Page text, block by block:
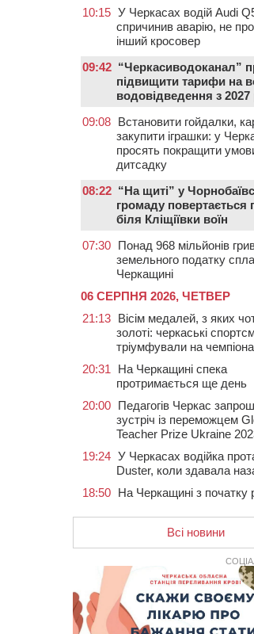
10:15 У Черкасах водій Audi
спричинив аварію, не
інший кросовер
09:42 “Черкасиводоканал”
підвищити тарифи на
водовідведення з 2027
09:08 Встановити гойдалки,
закупити іграшки: у
просять покращити
дитсадку
08:22 “На щиті” у
громаду повертається
біля Кліщіївки воїн
07:30 Понад 968 мільйонів
земельного податку
Черкащині
06 СЕРПНЯ 2026, ЧЕТВЕР
21:13 Вісім медалей, з яких
золоті: черкаські
тріумфували на
20:31
На Черкащині спека
протримається ще день
20:00 Педагогів Черкас
зустріч із переможцем
Teacher Prize Ukraine
19:24 У Черкасах водійка
Duster, коли здавала
18:50 На Черкащині з початку
укусів тварин
стала прикладом для
усієї України
17:40
ЧНУ увійшов до 50
найпопулярніших вишів
серед вступників
Всі новини